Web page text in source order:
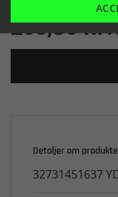
266,50 kr.
Detaljer om
32731451637